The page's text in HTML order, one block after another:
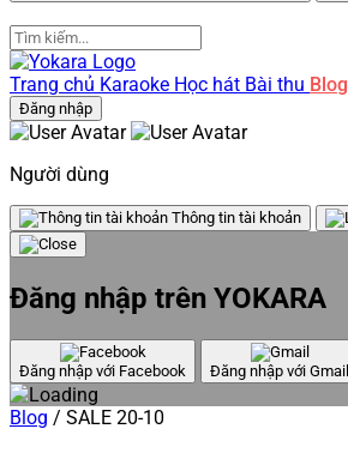
Trang chủ Karaoke Học hát Bài thu Blog
Đăng nhập
Người dùng
Thông tin tài khoản
Đăng nhập trên YOKARA
Đăng nhập với Facebook Đăng nhập với Gmail
Blog / SALE 20-10